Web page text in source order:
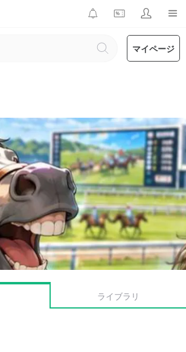
マイページ
ライブラリ